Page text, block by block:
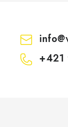
info@
+421